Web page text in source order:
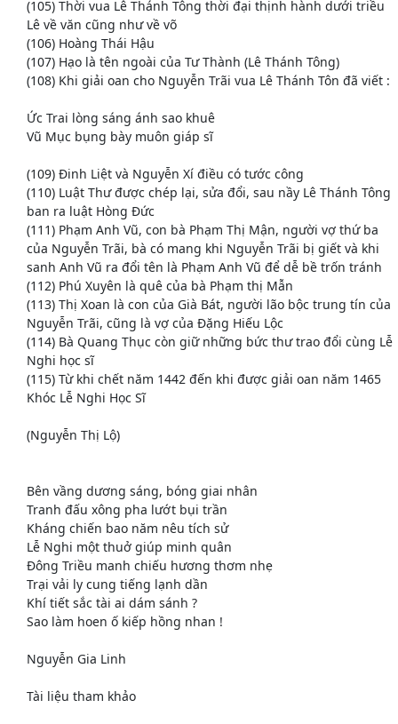
(105) Thời vua Lê Thánh Tông thời đại thịnh hành dưới triều
Lê về văn cũng như về võ
(106) Hoàng Thái Hậu
(107) Hạo là tên ngoài của Tư Thành (Lê Thánh Tông)
(108) Khi giải oan cho Nguyễn Trãi vua Lê Thánh Tôn đã viết :
Ức Trai lòng sáng ánh sao khuê
Vũ Mục bụng bày muôn giáp sĩ
(109) Đinh Liệt và Nguyễn Xí điều có tước công
(110) Luật Thư được chép lại, sửa đổi, sau nầy Lê Thánh Tông
ban ra luật Hòng Đức
(111) Phạm Anh Vũ, con bà Phạm Thị Mận, người vợ thứ ba
của Nguyễn Trãi, bà có mang khi Nguyễn Trãi bị giết và khi
sanh Anh Vũ ra đổi tên là Phạm Anh Vũ để dễ bề trốn tránh
(112) Phú Xuyên là quê của bà Phạm thị Mẫn
(113) Thị Xoan là con của Già Bát, người lão bộc trung tín của
Nguyễn Trãi, cũng là vợ của Đặng Hiếu Lộc
(114) Bà Quang Thục còn giữ những bức thư trao đổi cùng Lễ
Nghi học sĩ
(115) Từ khi chết năm 1442 đến khi được giải oan năm 1465
Khóc Lễ Nghi Học Sĩ
(Nguyễn Thị Lộ)
Bên vầng dương sáng, bóng giai nhân
Tranh đấu xông pha lướt bụi trần
Kháng chiến bao năm nêu tích sử
Lễ Nghi một thuở giúp minh quân
Đông Triều manh chiếu hương thơm nhẹ
Trại vải ly cung tiếng lạnh dần
Khí tiết sắc tài ai dám sánh ?
Sao làm hoen ố kiếp hồng nhan !
Nguyễn Gia Linh
Tài liệu tham khảo